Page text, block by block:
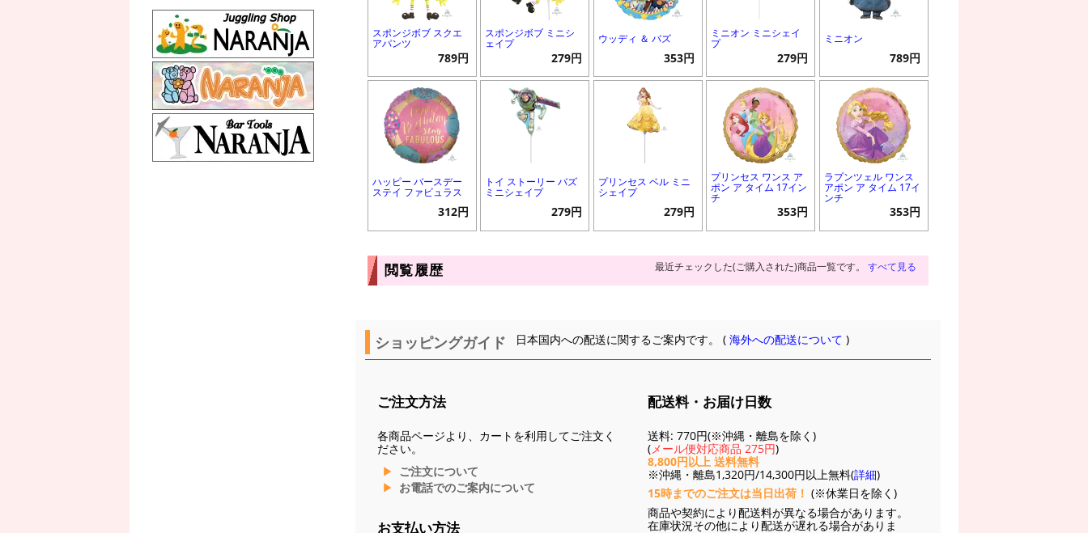
スポンジボブ スクエ
アパンツ
789円
スポンジボブ ミニシ
ェイプ
279円
ウッディ ＆ バズ
353円
ミニオン ミニシェイ
プ
279円
ミニオン
789円
ハッピー バースデー
ステイ ファビュラス
312円
トイ ストーリー バズ
ミニシェイプ
279円
プリンセス ベル ミニ
シェイプ
279円
プリンセス ワンス ア
ポン ア タイム 17イン
チ
353円
ラプンツェル ワンス
アポン ア タイム 17イ
ンチ
353円
閲覧履歴 最近チェックした(ご購入された)商品一覧です。 すべて見る
ショッピングガイド 日本国内への配送に関するご案内です。 (海外への配送について )
ご注文方法
各商品ページより、カートを利用してご注文く
ださい。
ご注文について
お電話でのご案内について
お支払い方法
配送料・お届け日数
送料: 770円(※沖縄・離島を除く)
( メール便対応商品 275円)
8,800円以上 送料無料
※沖縄・離島1,320円/14,300円以上無料(詳細)
15時までのご注文は当日出荷！ (※休業日を除く)
商品や契約により配送料が異なる場合があります。
在庫状況その他により配送が遅れる場合がありま